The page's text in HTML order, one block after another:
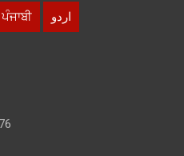
ਪੰਜਾਬੀ اردو